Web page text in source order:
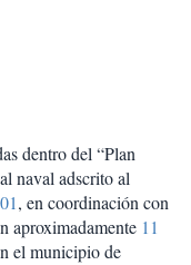
dentro del “Plan
naval adscrito al
, en coordinación con
aproximadamente 11
el municipio de